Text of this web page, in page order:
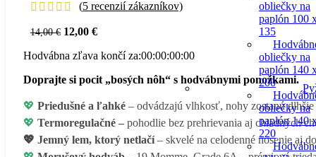
obliečky na
paplón 100
135
obliečky na
paplón 140
200
obliečky na
paplón 140
220
(5 recenzií zákazníkov)
14,00€ Pôvodná
bola:
12,00 €Aktuálna
je:
Hodvábna zľava končí za:00:00:00:00
Doprajte si pocit „bosých nôh“ s hodvábnymi ponožkami.
💖 Priedušné a ľahké – odvádzajú vlhkosť, nohy zostanú dlhšie
💖 Termoregulačné – pohodlie bez prehrievania aj chladných
💖 Jemný lem, ktorý netlačí– skvelé na celodenné nosenie aj